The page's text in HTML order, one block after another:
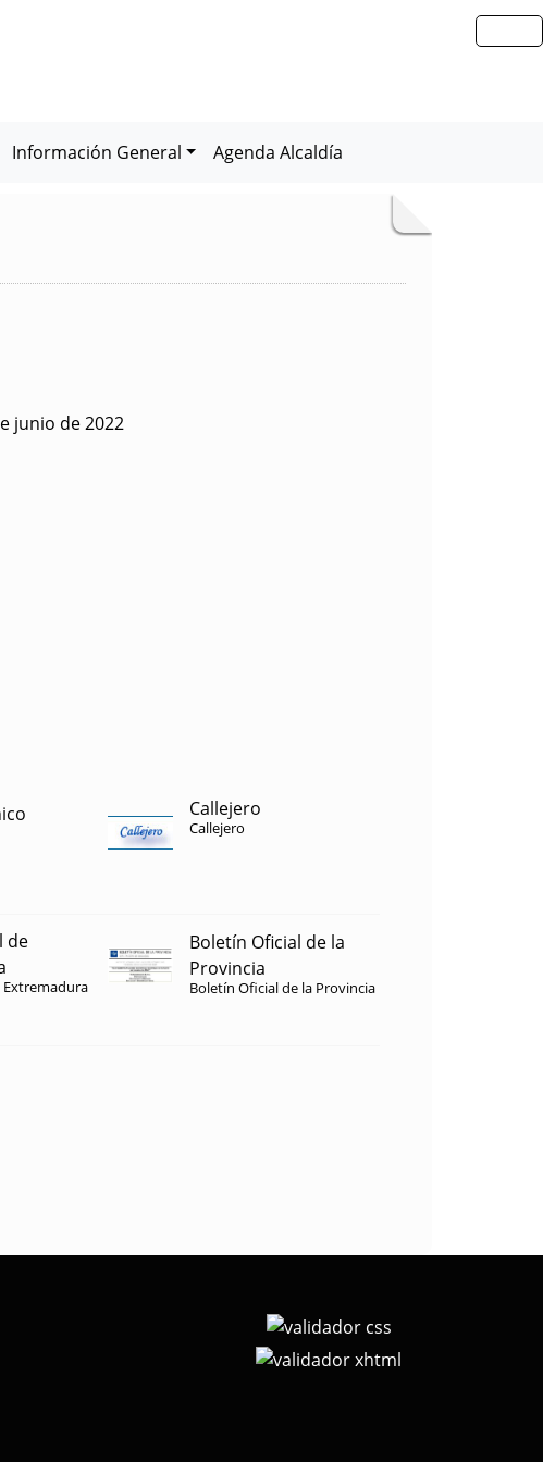
Información General Agenda Alcaldía
junio de 2022
Callejero
Callejero
de
Extremadura
Boletín Oficial de la
Provincia
Boletín Oficial de la Provincia